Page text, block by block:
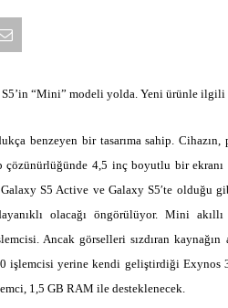
S5’in “Mini” modeli yolda. Yeni ürünle
benzeyen bir tasarıma sahip.
çözünürlüğünde 4,5 inç boyutlu bir
S5 Active ve Galaxy S5′te olduğu
olacağı öngörülüyor. Mini akıllı
Ancak görselleri sızdıran
işlemcisi yerine kendi geliştirdiği
1,5 GB RAM ile desteklenecek.